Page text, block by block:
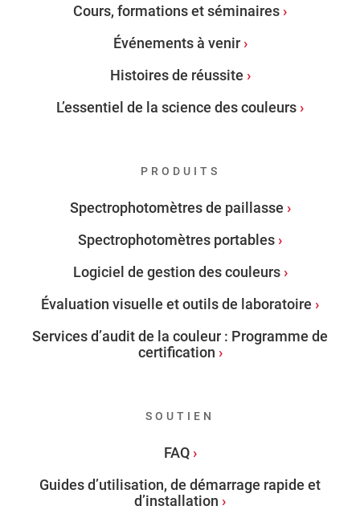
Cours, formations et séminaires
Événements à venir
Histoires de réussite
L’essentiel de la science des couleurs
PRODUITS
Spectrophotomètres de paillasse
Spectrophotomètres portables
Logiciel de gestion des couleurs
Évaluation visuelle et outils de laboratoire
Services d’audit de la couleur : Programme de
certification
SOUTIEN
FAQ
Guides d’utilisation, de démarrage rapide et
d’installation